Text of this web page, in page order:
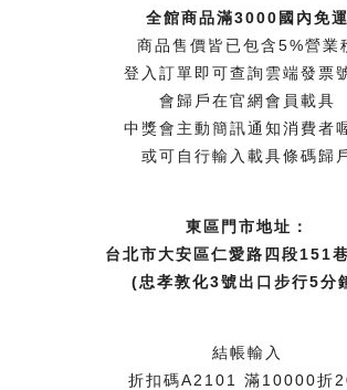
全館商品滿3000國內免運
商品售價皆已包含5%營業
登入訂單即可查詢雲端發票
會歸戶在官網會員載具
中獎會主動簡訊通知消費者
或可自行輸入載具條碼歸
東區門市地址：
台北市大安區仁愛路四段151
(忠孝敦化3號出口步行5分
結帳輸入
折扣碼A2101 滿10000折